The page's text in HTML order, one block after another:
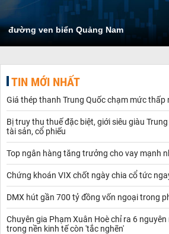
đường ven biển Quảng Nam
TIN MỚI NHẤT
Giá thép thanh Trung Quốc chạm mức
Bị truy thu thuế đặc biệt, giới siêu giàu
tài sản, cổ phiếu
Top ngân hàng tăng trưởng cho vay mạnh
Chứng khoán VIX chốt ngày chia cổ tức
DMX hút gần 700 tỷ đồng vốn ngoại trong
Chuyên gia Phạm Xuân Hoè chỉ ra 6
trong nền kinh tế còn 'tắc nghẽn'